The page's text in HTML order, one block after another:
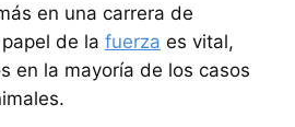
en una carrera de
de la fuerza es vital,
en la mayoría de los casos